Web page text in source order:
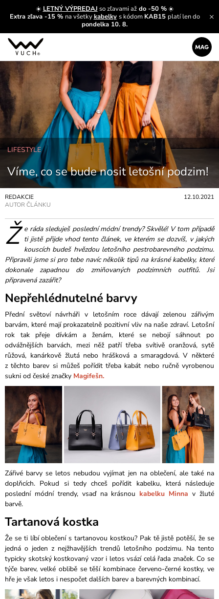
☀️ LETNÝ VÝPREDAJ so zľavami aždo -50 %☀️
Extra zľava -15 % na všetkykabelky s kódom KAB15 platí len do
pondelka 10. 8.
LIFESTYLE
Víme, co se bude nosit letošní podzim!
12.10.2021
REDAKCIE
AUTOR ČLÁNKU
Ž e ráda sleduješ poslední módní trendy? Skvělé! V tom případě
ti jistě přijde vhod tento článek, ve kterém se dozvíš, v jakých
kouscích budeš hvězdou letošního pestrobarevného podzimu.
Připravili jsme si pro tebe navíc několik tipů na krásné kabelky, které
dokonale zapadnou do zmiňovaných podzimních outfitů. Jsi
připravená zazářit?
Nepřehlédnutelné barvy
Přední světoví návrháři v letošním roce dávají zelenou zářivým
barvám, které mají prokazatelně pozitivní vliv na naše zdraví. Letošní
rok tak přeje dívkám a ženám, které se nebojí sáhnout po
odvážnějších barvách, mezi něž patří třeba svítivě oranžová, sytě
růžová, kanárkově žlutá nebo hrášková a smaragdová. V některé
z těchto barev si můžeš pořídit třeba kabát nebo ručně vyrobenou
sukni od české značky Magifešn.
Zářivé barvy se letos nebudou vyjímat jen na oblečení, ale také na
doplňcích. Pokud si tedy chceš pořídit kabelku, která následuje
poslední módní trendy, vsaď na krásnou kabelku Minnav žluté
barvě.
Tartanová kostka
Že se ti líbí oblečení s tartanovou kostkou? Pak tě jistě potěší, že se
jedná o jeden z nejžhavějších trendů letošního podzimu. Na tento
typicky skotský kostkovaný vzor i letos vsází celá řada značek. Co se
týče barev, velké oblibě se těší kombinace červeno-černé kostky, ve
hře je však letos i nespočet dalších barev a barevných kombinací.